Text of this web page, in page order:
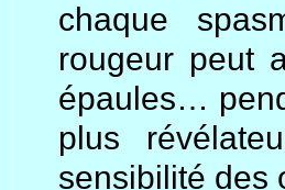
chaque
rougeur peut
épaules…
plus
sensibilité des